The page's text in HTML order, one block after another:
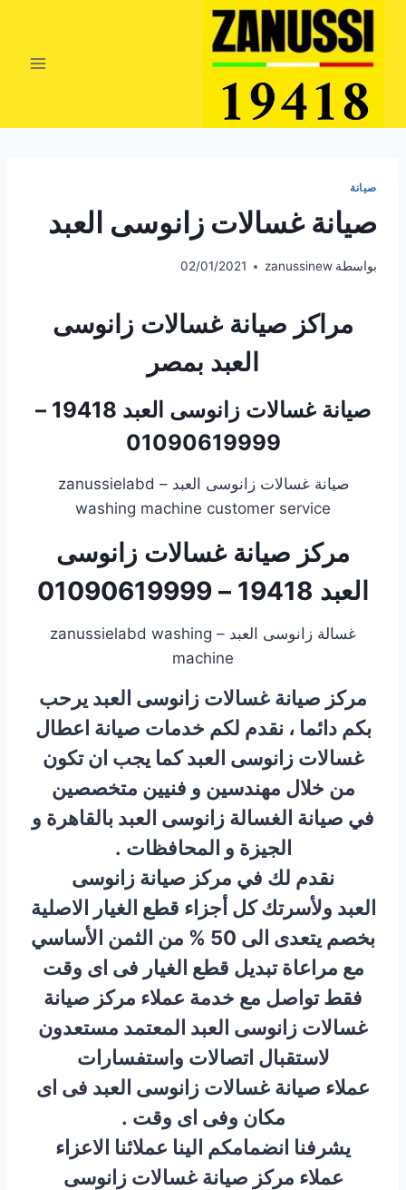
التجاوز
المحتوى
صيانة
صيانة غسالات زانوسى العبد
بواسطة zanussinew
02/01/2021
مراكز صيانة غسالات زانوسى
العبد بمصر
صيانة غسالات زانوسى العبد 19418 –
01090619999
صيانة غسالات زانوسى العبد – zanussielabd
washing machine customer service
مركز صيانة غسالات زانوسى
العبد 19418 – 01090619999
غسالة زانوسى العبد – zanussielabd washing
machine
مركز صيانة غسالات زانوسى العبد يرحب
بكم دائما ، نقدم لكم خدمات صيانة اعطال
غسالات زانوسى العبد كما يجب ان تكون
من خلال مهندسين و فنيين متخصصين
في صيانة الغسالة زانوسى العبد بالقاهرة و
الجيزة و المحافظات .
نقدم لك في مركز صيانة زانوسى
العبد ولأسرتك كل أجزاء قطع الغيار الاصلية
بخصم يتعدى الى 50 % من الثمن الأساسي
مع مراعاة تبديل قطع الغيار فى اى وقت
فقط تواصل مع خدمة عملاء مركز صيانة
غسالات زانوسى العبد المعتمد مستعدون
لاستقبال اتصالات واستفسارات
عملاء صيانة غسالات زانوسى العبد فى اى
مكان وفى اى وقت .
يشرفنا انضمامكم الينا عملائنا الاعزاء
عملاء مركز صيانة غسالات زانوسى